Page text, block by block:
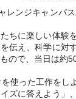
中
表
会
の
ご
内
は
の
Meet
STEM」
に
参
ンジキャンパ
ちに楽しい体験
伝え、科学に対
ので、当日は約
使った工作をし
ズに答えよう」